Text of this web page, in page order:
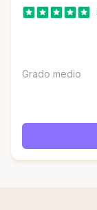
Grado medio